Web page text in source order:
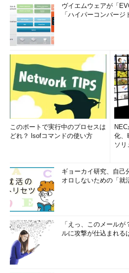
ヴイエムウェアが「
「ハイパーコンバー
このポートで実行中のプロセスは
どれ？ lsofコマンドの使い方
化、
ソ
ギョーカイ研究、自
オロしないための「就
「えっ、このメール
ルに攻撃が仕込まれる